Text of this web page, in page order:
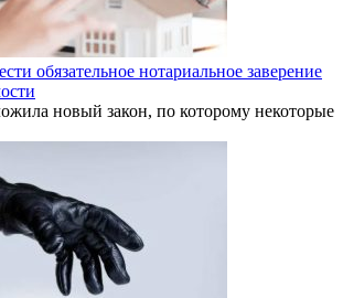
обязательное нотариальное заверение
новый закон, по которому некоторые